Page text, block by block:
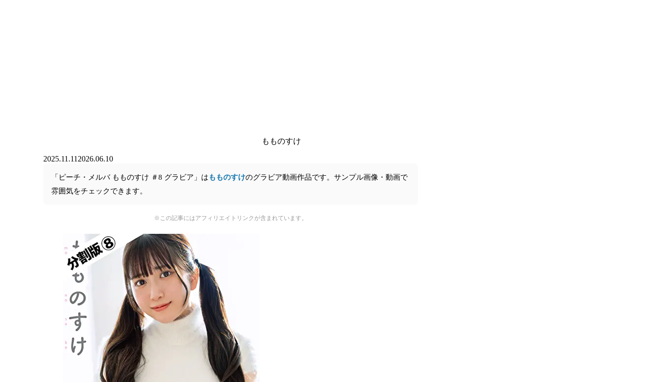
もものすけ
2025.11.11 2026.06.10
「ピーチ・メルバ もものすけ ＃8 グラビア」はもものすけのグラビア動画作品です。サンプル画像・動画で
雰囲気をチェックできます。
※この記事にはアフィリエイトリンクが含まれています。